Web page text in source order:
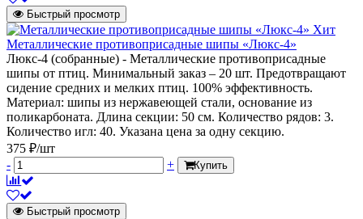
Быстрый просмотр
Хит
Металлические противоприсадные шипы «Люкс-4»
Люкс-4 (собранные) - Металлические противоприсадные
шипы от птиц. Минимальный заказ – 20 шт. Предотвращают
сидение средних и мелких птиц. 100% эффективность.
Материал: шипы из нержавеющей стали, основание из
поликарбоната. Длина секции: 50 см. Количество рядов: 3.
Количество игл: 40. Указана цена за одну секцию.
375 ₽/шт
-
+ Купить
Быстрый просмотр